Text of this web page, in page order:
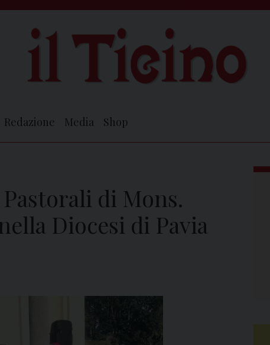
Redazione Media Shop
di Mons.
Diocesi di Pavia